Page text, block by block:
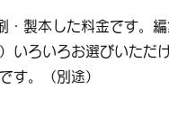
製本した料金です。編
いろいろお選びいただけ
す。（別途）